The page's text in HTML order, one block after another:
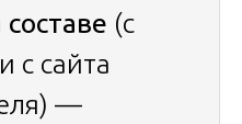
(с
с сайта
—